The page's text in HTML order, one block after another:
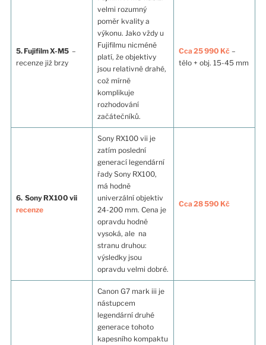
5. Fujifilm X-M5 –
recenze již brzy
velmi rozumný
poměr kvality a
výkonu. Jako vždy u
Fujifilmu nicméně
platí, že objektivy
jsou relativně drahé,
což mírně
komplikuje
rozhodování
začátečníků.
Cca 25 990 Kč–
tělo + obj. 15-45 mm
6. Sony RX100 vii
recenze
Sony RX100 vii je
zatím poslední
generací legendární
řady Sony RX100,
má hodně
univerzální objektiv
24-200 mm. Cena je
opravdu hodně
vysoká, ale na
stranu druhou:
výsledky jsou
opravdu velmi dobré.
Cca 28 590 Kč
Canon G7 mark iii je
nástupcem
legendární druhé
generace tohoto
kapesního kompaktu